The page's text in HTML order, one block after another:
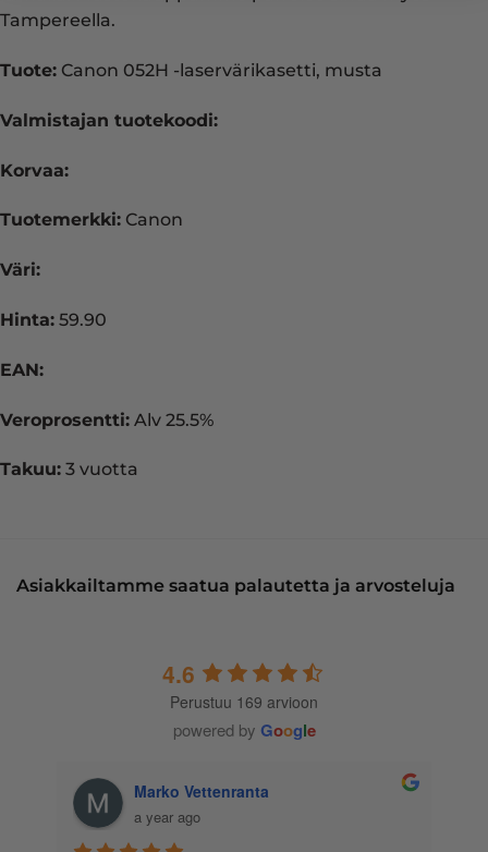
Tampereella.
Tuote: Canon 052H -laservärikasetti, musta
Valmistajan tuotekoodi:
Korvaa:
Tuotemerkki: Canon
Väri:
Hinta: 59.90
EAN:
Veroprosentti: Alv 25.5%
Takuu: 3 vuotta
Asiakkailtamme saatua palautetta ja arvosteluja
4.6
Perustuu 169 arvioon
powered by Google
Marko Vettenranta
a year ago